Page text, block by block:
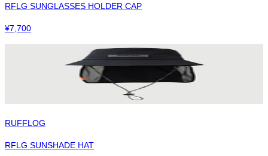
RFLG SUNGLASSES HOLDER CAP
¥7,700
RUFFLOG
RFLG SUNSHADE HAT